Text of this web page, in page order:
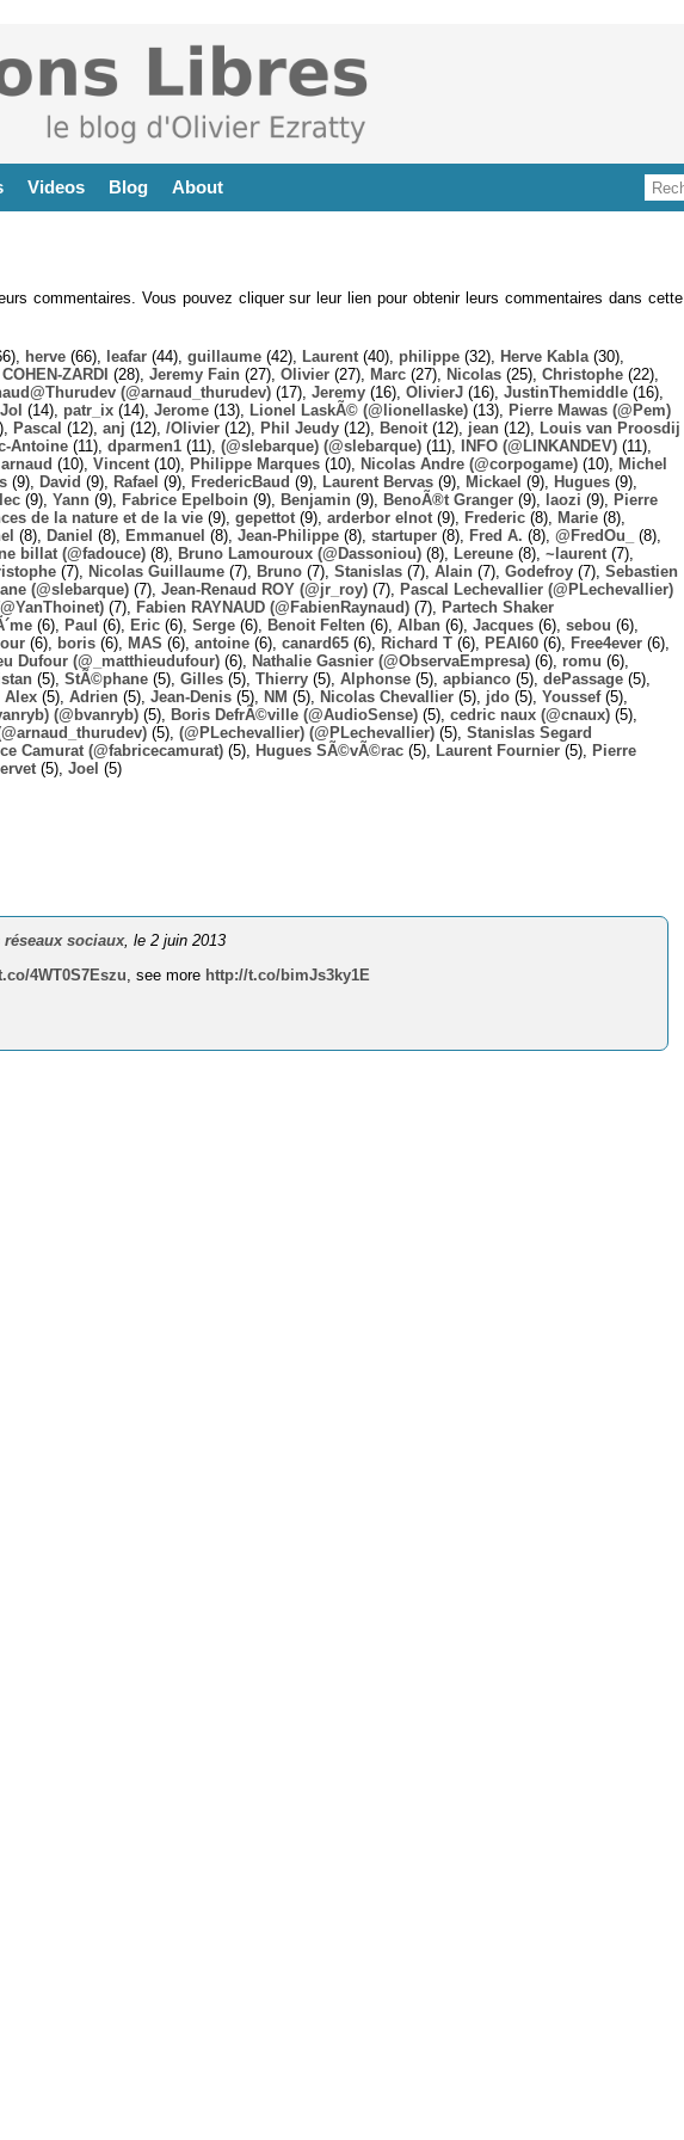
Videos Blog About
commentaires. Vous pouvez cliquer sur leur lien pour obtenir leurs commentaires dans cette
herve (66), leafar (44), guillaume (42), Laurent (40), philippe (32), Herve Kabla (30),
ZARDI (28), Jeremy Fain (27), Olivier (27), Marc (27), Nicolas (25), Christophe (22),
(@arnaud_thurudev) (17), Jeremy (16), OlivierJ (16), JustinThemiddle (16),
(14), patr_ix (14), Jerome (13), Lionel LaskÃ© (@lionellaske) (13),
Pierre Mawas (@Pem)
Pascal (12), anj (12), /Olivier (12), Phil Jeudy (12), Benoit (12), jean (12),
Louis van Proosdij
Antoine (11), dparmen1 (11), (@slebarque) (@slebarque) (11), INFO (@LINKANDEV) (11),
arnaud (10), Vincent (10), Philippe Marques (10), Nicolas Andre (@corpogame) (10),
Michel
(9), David (9), Rafael (9), FredericBaud (9), Laurent Bervas (9), Mickael (9), Hugues (9),
(9), Yann (9), Fabrice Epelboin (9), Benjamin (9), BenoÃ®t Granger (9), laozi (9),
Pierre
de la nature et de la vie (9), gepettot (9), arderbor elnot (9), Frederic (8), Marie (8),
(8), Daniel (8), Emmanuel (8), Jean-Philippe (8), startuper (8), Fred A. (8), @FredOu_
(8),
billat (@fadouce) (8), Bruno Lamouroux (@Dassoniou) (8), Lereune (8), ~laurent (7),
(7), Nicolas Guillaume (7), Bruno (7), Stanislas (7), Alain (7), Godefroy (7), Sebastien
(@slebarque) (7), Jean-Renaud ROY (@jr_roy) (7),
Pascal Lechevallier (@PLechevallier)
(7), Fabien RAYNAUD (@FabienRaynaud) (7),
Partech Shaker
(6), Paul (6), Eric (6), Serge (6), Benoit Felten (6), Alban (6), Jacques (6), sebou (6),
(6), boris (6), MAS (6), antoine (6), canard65 (6), Richard T (6), PEAI60 (6), Free4ever (6),
Dufour (@_matthieudufour) (6), Nathalie Gasnier (@ObservaEmpresa) (6), romu (6),
(5), StÃ©phane (5), Gilles (5), Thierry (5), Alphonse (5), apbianco (5), dePassage (5),
Alex (5), Adrien (5), Jean-Denis (5), NM (5), Nicolas Chevallier (5), jdo (5), Youssef(5),
(@bvanryb) (5), Boris DefrÃ©ville (@AudioSense) (5), cedric naux (@cnaux) (5),
(5), (@PLechevallier) (@PLechevallier) (5), Stanislas Segard
Camurat (@fabricecamurat) (5), Hugues SÃ©vÃ©rac (5), Laurent Fournier (5),
Pierre
(5), Joel (5)
sociaux, le 2 juin 2013
4WT0S7Eszu, see more http://t.co/bimJs3ky1E